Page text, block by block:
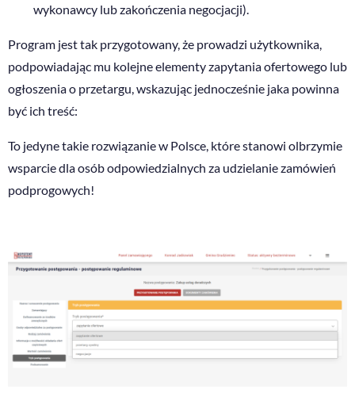
wykonawcy lub zakończenia negocjacji).
Program jest tak przygotowany, że prowadzi użytkownika,
podpowiadając mu kolejne elementy zapytania ofertowego lub
ogłoszenia o przetargu, wskazując jednocześnie jaka powinna
być ich treść:
To jedyne takie rozwiązanie w Polsce, które stanowi olbrzymie
wsparcie dla osób odpowiedzialnych za udzielanie zamówień
podprogowych!